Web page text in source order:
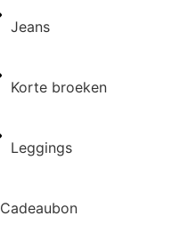
Jeans
Korte broeken
Leggings
Cadeaubon